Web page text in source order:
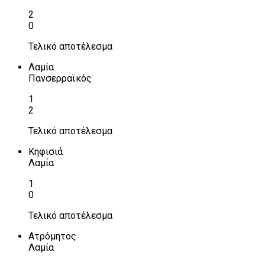
2
0
Τελικό αποτέλεσμα
Λαμία
Πανσερραϊκός
1
2
Τελικό αποτέλεσμα
Κηφισιά
Λαμία
1
0
Τελικό αποτέλεσμα
Ατρόμητος
Λαμία